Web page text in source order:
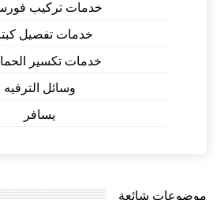
خدمات تركيب
خدمات تفصيل
خدمات تكسير
وسائل الترفيه
يسافر
موضوعات شائعة